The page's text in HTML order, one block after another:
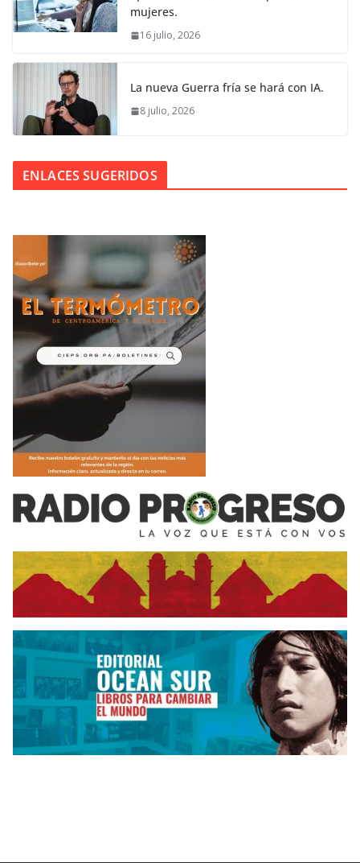
mujeres.
16 julio, 2026
La nueva Guerra fría se hará con IA.
8 julio, 2026
ENLACES SUGERIDOS